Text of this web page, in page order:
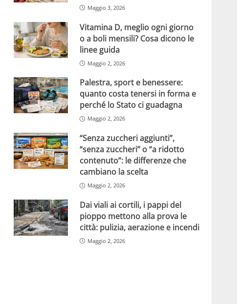
Maggio 3, 2026
Vitamina D, meglio ogni giorno
o a boli mensili? Cosa dicono le
linee guida
Maggio 2, 2026
Palestra, sport e benessere:
quanto costa tenersi in forma e
perché lo Stato ci guadagna
Maggio 2, 2026
“Senza zuccheri aggiunti”,
“senza zuccheri” o “a ridotto
contenuto”: le differenze che
cambiano la scelta
Maggio 2, 2026
Dai viali ai cortili, i pappi del
pioppo mettono alla prova le
città: pulizia, aerazione e incendi
Maggio 2, 2026